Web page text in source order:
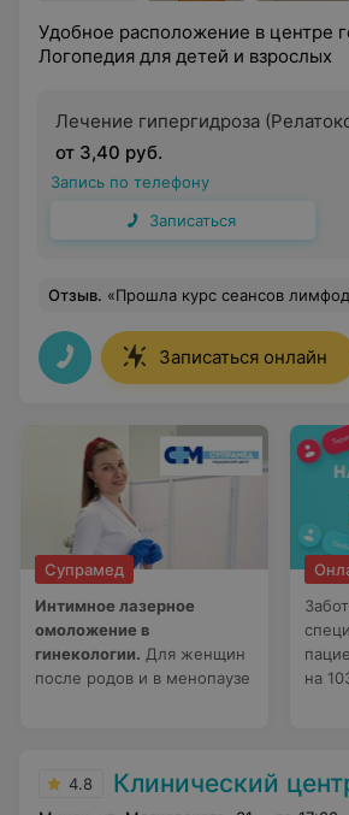
Удобное расположение в центре
Логопедия для детей и взрослых
Лечение гипергидроза
от 3,40 руб.
Запись по телефону
Записаться
Отзыв. «Прошла курс сеансов лимфодренажного массажа у Максима и осталась очень довольна. Больше всего меня беспокоили стойкие отёки на ногах. Нужно было их снять перед
Записаться онлайн
Супрамед
Интимное лазерное
омоложение в
гинекологии. Для женщин
после родов и в менопаузе
на
4.8 Клинический центр